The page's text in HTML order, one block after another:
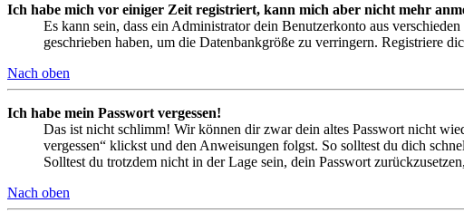
Ich habe mich vor einiger Zeit registriert, kann mich aber nicht mehr
Es kann sein, dass ein Administrator dein Benutzerkonto aus
geschrieben haben, um die Datenbankgröße zu verringern. Registriere
Nach oben
Ich habe mein Passwort vergessen!
Das ist nicht schlimm! Wir können dir zwar dein altes Passwort nicht
vergessen“ klickst und den Anweisungen folgst. So solltest du dich
Solltest du trotzdem nicht in der Lage sein, dein Passwort
Nach oben